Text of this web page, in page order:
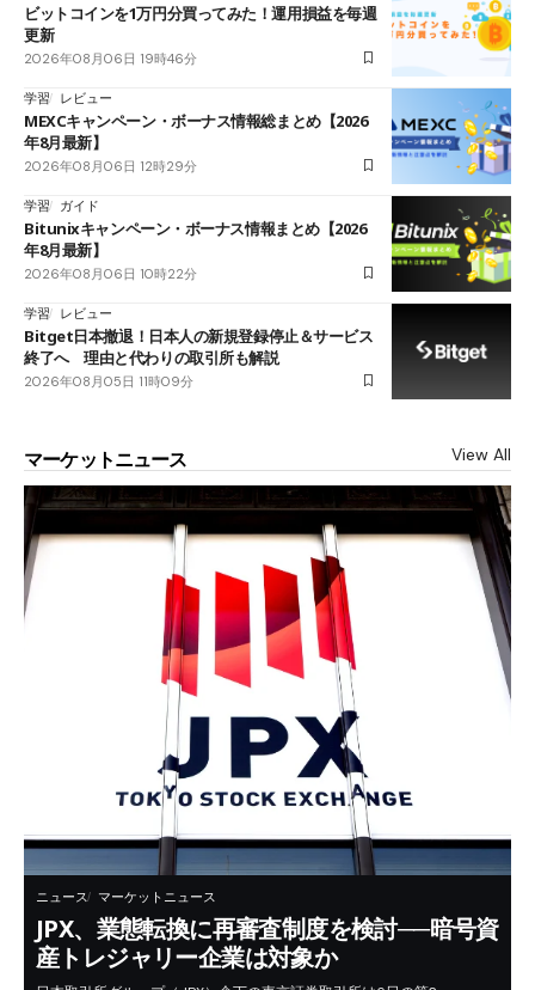
ビットコインを1万円分買ってみた！運用損益を毎週
更新
2026年08月06日 19時46分
学習 レビュー
MEXCキャンペーン・ボーナス情報総まとめ【2026
年8月最新】
2026年08月06日 12時29分
学習 ガイド
Bitunixキャンペーン・ボーナス情報まとめ【2026
年8月最新】
2026年08月06日 10時22分
学習 レビュー
Bitget日本撤退！日本人の新規登録停止＆サービス
終了へ 理由と代わりの取引所も解説
2026年08月05日 11時09分
マーケットニュース View All
ニュース マーケットニュース
JPX、業態転換に再審査制度を検討──暗号資
産トレジャリー企業は対象か